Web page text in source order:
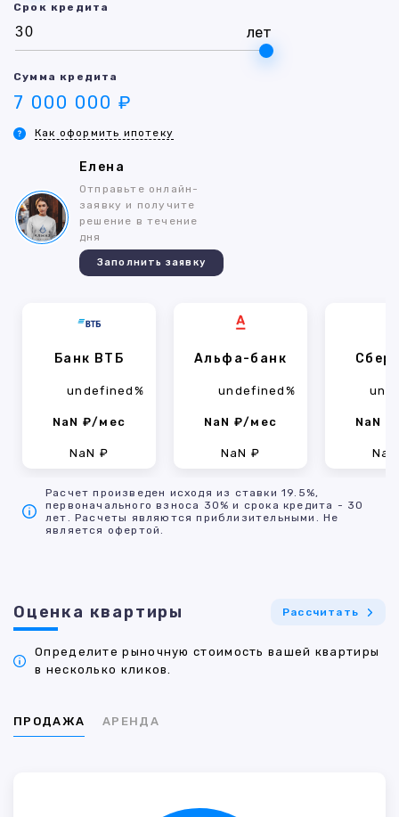
Срок кредита
лет
Сумма кредита
7 000 000 ₽
Как оформить ипотеку
Елена
Отправьте онлайн-
заявку и получите
решение в течение
дня
Заполнить заявку
Банк ВТБ
undefined%
NaN ₽/мес
NaN ₽
Альфа-банк
undefined%
NaN ₽/мес
NaN ₽
NaN
Расчет произведен исходя из ставки 19.5%,
первоначального взноса 30% и срока кредита - 30
лет. Расчеты являются приблизительными. Не
является офертой.
Оценка квартиры Рассчитать
Определите рыночную стоимость вашей квартиры
в несколько кликов.
ПРОДАЖА АРЕНДА